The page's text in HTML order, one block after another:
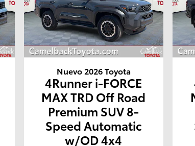
Nuevo 2026 Toyota
4Runner i-FORCE
MAX TRD Off Road
Premium SUV 8-
Speed Automatic
w/OD 4x4